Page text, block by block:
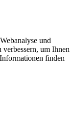
und
um Ihnen
finden